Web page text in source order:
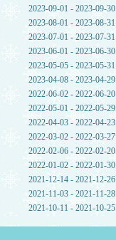
2023-09-01 - 2023-09-30
2023-08-01 - 2023-08-31
2023-07-01 - 2023-07-31
2023-06-01 - 2023-06-30
2023-05-05 - 2023-05-31
2023-04-08 - 2023-04-29
2022-06-02 - 2022-06-20
2022-05-01 - 2022-05-29
2022-04-03 - 2022-04-23
2022-03-02 - 2022-03-27
2022-02-06 - 2022-02-20
2022-01-02 - 2022-01-30
2021-12-14 - 2021-12-26
2021-11-03 - 2021-11-28
2021-10-11 - 2021-10-25